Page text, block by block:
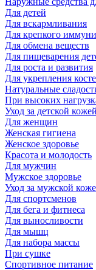
Для детей
Для вскармливания
Для крепкого
Для обмена веществ
Для пищеварения
Для роста и развития
Для укрепления
Натуральные
При высоких
Уход за детской кожей
Для женщин
Женская гигиена
Женское здоровье
Красота и молодость
Для мужчин
Мужское здоровье
Уход за мужской
Для спортсменов
Для бега и фитнеса
Для выносливости
Для мышц
Для набора массы
При сушке
Спортивное питание